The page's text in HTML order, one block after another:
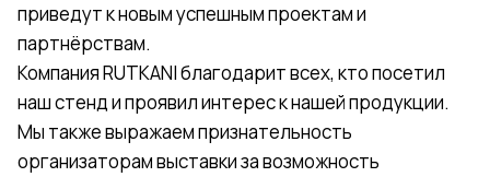
приведут к новым успешным проектам и
партнёрствам.
Компания RUTKANI благодарит всех, кто посетил
наш стенд и проявил интерес к нашей продукции.
Мы также выражаем признательность
организаторам выставки за возможность